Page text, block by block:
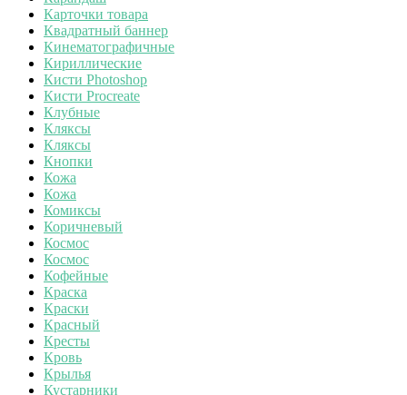
Карточки товара
Квадратный баннер
Кинематографичные
Кириллические
Кисти Photoshop
Кисти Procreate
Клубные
Кляксы
Кляксы
Кнопки
Кожа
Кожа
Комиксы
Коричневый
Космос
Космос
Кофейные
Краска
Краски
Красный
Кресты
Кровь
Крылья
Кустарники